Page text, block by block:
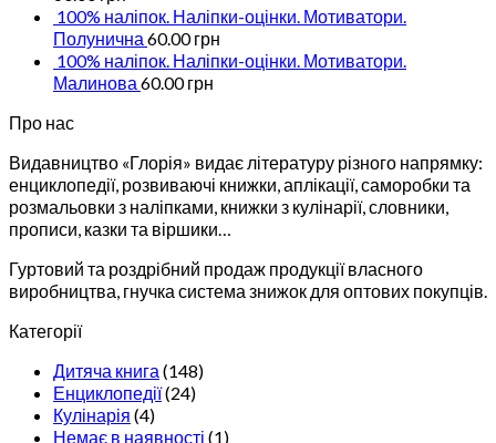
100% наліпок. Наліпки-оцінки. Мотиватори.
Полунична 60.00грн
100% наліпок. Наліпки-оцінки. Мотиватори.
Малинова 60.00грн
Про нас
Видавництво «Глорія» видає літературу різного напрямку:
енциклопедії, розвиваючі книжки, аплікації, саморобки та
розмальовки з наліпками, книжки з кулінарії, словники,
прописи, казки та віршики…
Гуртовий та роздрібний продаж продукції власного
виробництва, гнучка система знижок для оптових покупців.
Категорії
Дитяча книга (148)
Енциклопедії(24)
Кулінарія (4)
Немає в наявності (1)